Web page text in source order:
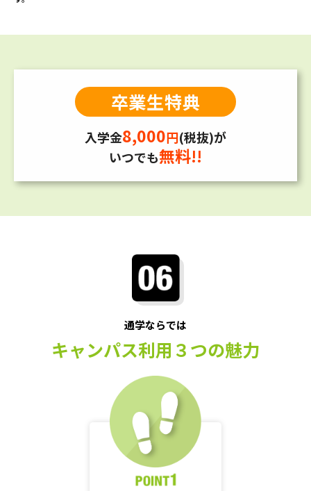
卒業生特典
入学金8,000円(税抜)が
いつでも無料!!
通学ならでは
キャンパス利用３つの魅力